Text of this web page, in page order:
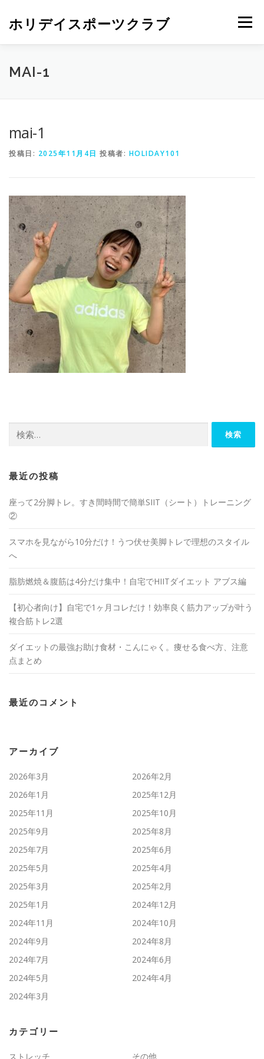
ホリデイスポーツクラブ メニュー
MAI-1
mai-1
投稿日: 2025年11月4日 投稿者: HOLIDAY101
最近の投稿
座って2分脚トレ。すき間時間で簡単SIIT（シート）トレーニング
②
スマホを見ながら10分だけ！うつ伏せ美脚トレで理想のスタイル
へ
脂肪燃焼＆腹筋は4分だけ集中！自宅でHIITダイエット アブス編
【初心者向け】自宅で1ヶ月コレだけ！効率良く筋力アップが叶う
複合筋トレ2選
ダイエットの最強お助け食材・こんにゃく。痩せる食べ方、注意
点まとめ
最近のコメント
アーカイブ
2026年3月
2026年2月
2026年1月
2025年12月
2025年11月
2025年10月
2025年9月
2025年8月
2025年7月
2025年6月
2025年5月
2025年4月
2025年3月
2025年2月
2025年1月
2024年12月
2024年11月
2024年10月
2024年9月
2024年8月
2024年7月
2024年6月
2024年5月
2024年4月
2024年3月
カテゴリー
ストレッチ その他